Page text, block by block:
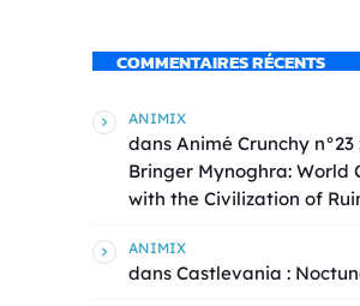
COMMENTAIRES RÉCENTS
ANIMIX
dans Animé Crunchy
Bringer Mynoghra: World
with the Civilization of
ANIMIX
dans Castlevania :